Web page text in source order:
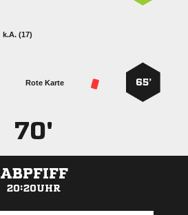
k.A. (17)
65’
Rote Karte
70'
ABPFIFF
20:20UHR
ANZEIGE